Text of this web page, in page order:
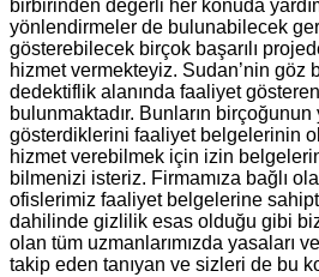
birbirinden değerli her konuda
yönlendirmeler de bulunabilecek
gösterebilecek birçok başarılı
hizmet vermekteyiz. Sudan’nin göz
dedektiflik alanında faaliyet
bulunmaktadır. Bunların birçoğunun
gösterdiklerini faaliyet belgelerinin
hizmet verebilmek için izin
bilmenizi isteriz. Firmamıza bağlı
ofislerimiz faaliyet belgelerine
dahilinde gizlilik esas olduğu gibi
olan tüm uzmanlarımızda yasaları
takip eden tanıyan ve sizleri de bu